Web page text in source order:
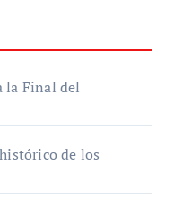
la Final del
de los